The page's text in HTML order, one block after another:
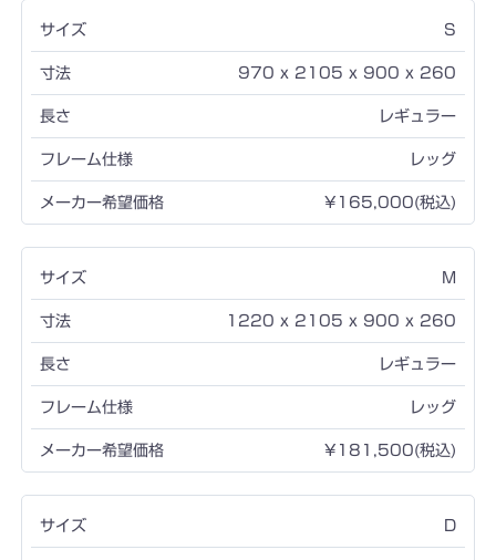
S
970 x 2105 x 900 x 260
レギュラー
レッグ
¥165,000(税込)
M
1220 x 2105 x 900 x 260
レギュラー
レッグ
¥181,500(税込)
D